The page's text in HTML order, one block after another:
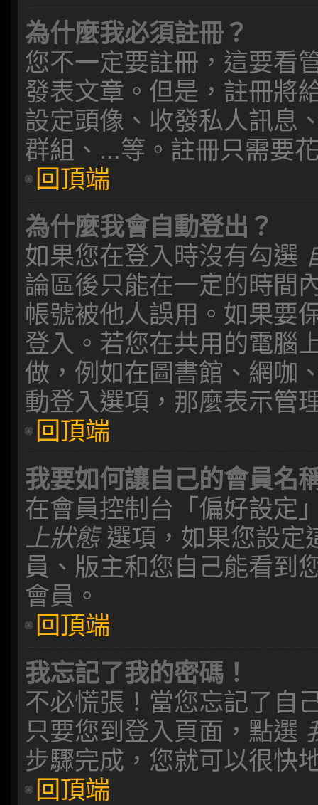
為什麼我必須註冊？
您不一定要註冊，這要看
發表文章。但是，註冊將
設定頭像、收發私人訊息
群組、...等。註冊只需要
回頂端
為什麼我會自動登出？
如果您在登入時沒有勾選
論區後只能在一定的時間
帳號被他人誤用。如果要
登入。若您在共用的電腦
做，例如在圖書館、網咖
動登入選項，那麼表示管
回頂端
我要如何讓自己的會員名
在會員控制台「偏好設定
上狀態選項，如果您設定
員、版主和您自己能看到
會員。
回頂端
我忘記了我的密碼！
不必慌張！當您忘記了自
只要您到登入頁面，點選
步驟完成，您就可以很快
回頂端